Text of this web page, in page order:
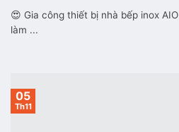
😍 Gia công thiết bị nhà bếp inox
làm ...
05
Th11